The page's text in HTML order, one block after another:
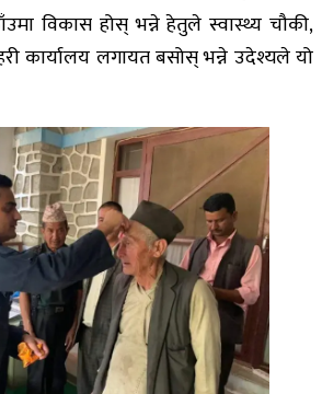
विकास होस् भन्ने हेतुले स्वास्थ्य चौकी,
कार्यालय लगायत बसोस् भन्ने उदेश्यले यो